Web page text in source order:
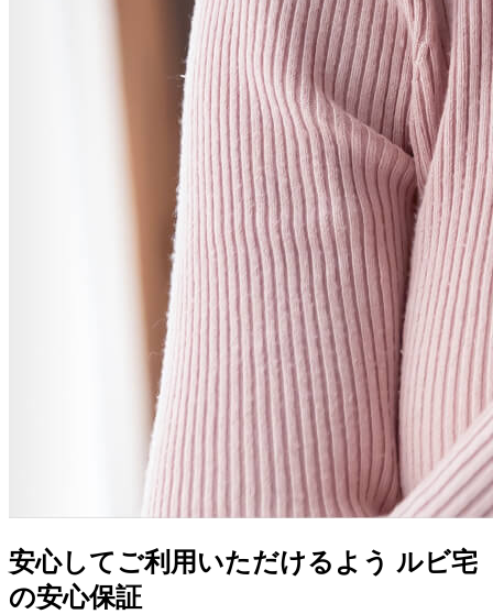
安心してご利用いただけるよう ルビ宅
の安心保証